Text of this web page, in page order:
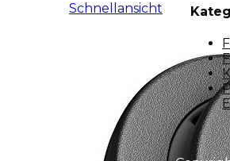
Schnellansicht